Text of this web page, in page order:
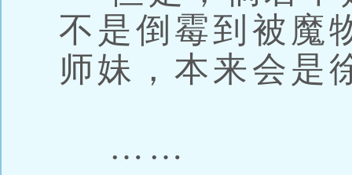
不是倒霉到被魔
师妹，本来会是
……